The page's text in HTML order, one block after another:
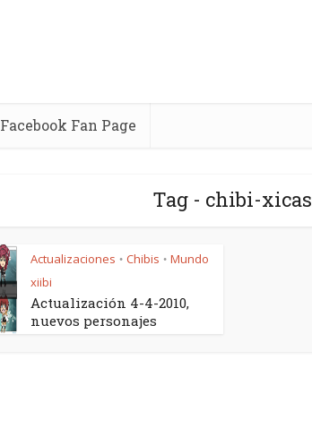
Facebook Fan Page
Tag - chibi-xicas
Actualizaciones • Chibis • Mundo
xiibi
Actualización 4-4-2010,
nuevos personajes